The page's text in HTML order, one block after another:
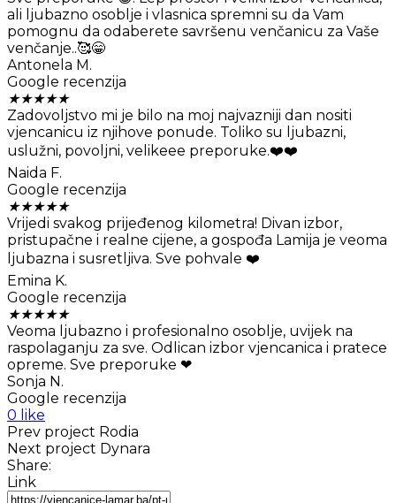
ali ljubazno osoblje i vlasnica spremni su da Vam
pomognu da odaberete savršenu venčanicu za Vaše
venčanje..🥰😁
Antonela M.
Google recenzija
★★★★★
Zadovoljstvo mi je bilo na moj najvazniji dan nositi
vjencanicu iz njihove ponude. Toliko su ljubazni,
uslužni, povoljni, velikeee preporuke.❤️❤️
Naida F.
Google recenzija
★★★★★
Vrijedi svakog prijeđenog kilometra! Divan izbor,
pristupačne i realne cijene, a gospođa Lamija je veoma
ljubazna i susretljiva. Sve pohvale ❤️
Emina K.
Google recenzija
★★★★★
Veoma ljubazno i profesionalno osoblje, uvijek na
raspolaganju za sve. Odlican izbor vjencanica i pratece
opreme. Sve preporuke ❤
Sonja N.
Google recenzija
0 like
Prev project Rodia
Next project Dynara
Share:
Link